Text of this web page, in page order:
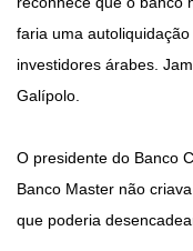
faria uma
investidores árabes.
Galípolo.
O presidente do Banco
Banco Master não
que poderia